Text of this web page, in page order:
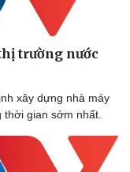
trường nước
xây dựng nhà máy
thời gian sớm nhất.